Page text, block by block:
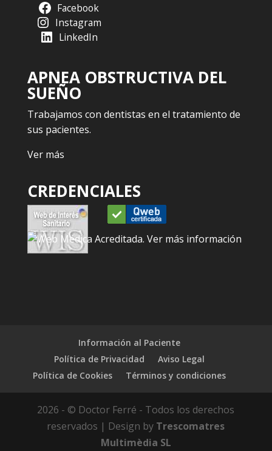
Facebook
Instagram
LinkedIn
APNEA OBSTRUCTIVA DEL
SUEÑO
Trabajamos con dentistas en el tratamiento de
sus pacientes.
Ver más
CREDENCIALES
Información al Paciente
Política de Privacidad
Aviso Legal
Política de Cookies
Términos y condiciones
2026 - © Doctor Ferré - Todos los derechos
reservados | Design by Trescomatres
Multimèdia SL